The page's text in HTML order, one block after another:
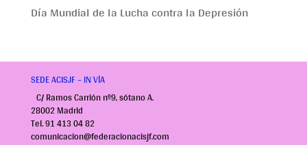
Día Mundial de la Lucha contra la Depresión
SEDE ACISJF – IN VÍA
C/ Ramos Carrión nº9, sótano A.
28002 Madrid
Tel. 91 413 04 82
comunicacion@federacionacisjf.com